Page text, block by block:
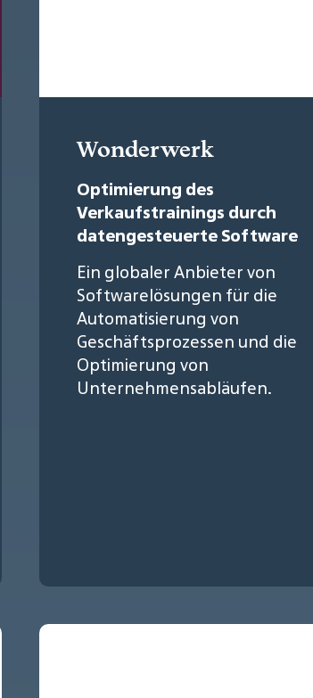
Wonderwerk
Optimierung des
Verkaufstrainings durch
datengesteuerte Software
Ein globaler Anbieter von
Softwarelösungen für die
Automatisierung von
Geschäftsprozessen und die
Optimierung von
Unternehmensabläufen.